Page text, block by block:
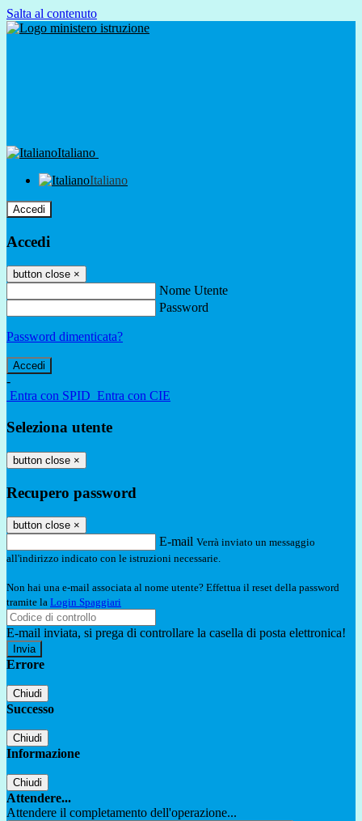
Salta al contenuto
Italiano
Italiano
Accedi
Accedi
button close ×
Nome Utente
Password
Password dimenticata?
-
Entra con SPID Entra con CIE
Seleziona utente
button close ×
Recupero password
button close ×
E-mail Verrà inviato un messaggio
all'indirizzo indicato con le istruzioni necessarie.
Non hai una e-mail associata al nome utente? Effettua il reset della password
tramite la Login Spaggiari
E-mail inviata, si prega di controllare la casella di posta elettronica!
Errore
Chiudi
Successo
Chiudi
Informazione
Chiudi
Attendere...
Attendere il completamento dell'operazione...